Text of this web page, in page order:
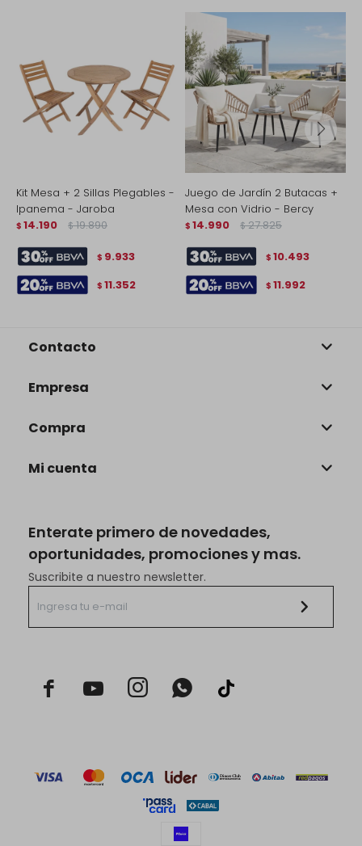
Kit Mesa + 2 Sillas Plegables -
Ipanema - Jaroba
$ 14.190 $ 19.890
$ 9.933
$ 11.352
Juego de Jardín 2 Butacas +
Mesa con Vidrio - Bercy
$ 14.990 $ 27.825
$ 10.493
$ 11.992
Enterate primero de novedades,
oportunidades, promociones y mas.
Suscribite a nuestro newsletter.
  
Contacto
Empresa
Compra
Mi cuenta